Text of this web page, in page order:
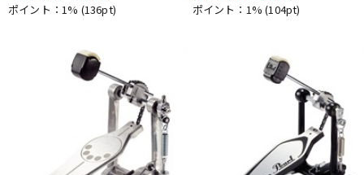
ポイント：1% (136pt) ポイント：1%(104pt)